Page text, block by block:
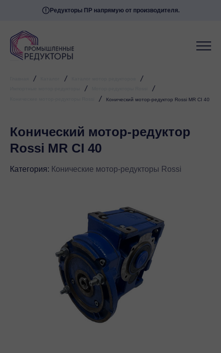
Редукторы ПР напрямую от производителя.
/ / /
/ /
/ Конический мотор-редуктор Rossi MR CI 40
Конический мотор-редуктор
Rossi MR CI 40
Категория: Конические мотор-редукторы Rossi